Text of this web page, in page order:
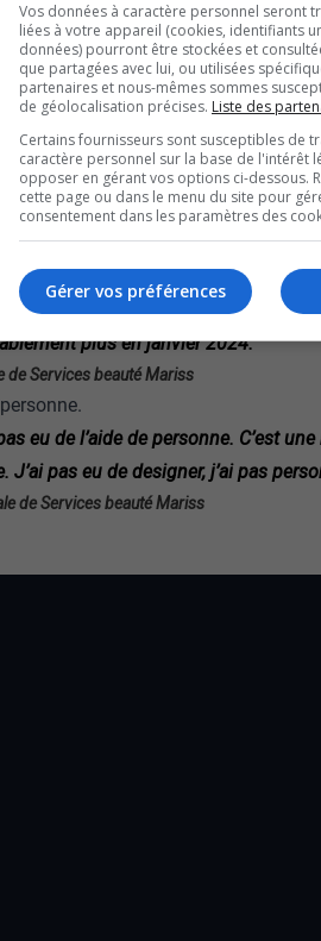
Du secondaire, à un
maquilleuse professionnelle, elle
là-dedans, puis je serais vraiment
vous, puis n’hésitez surtout pas.
de Services beauté Mariss
par passion et d’avoir son
avec ses idées.
volet formation. Donc, le volet plus
plus en janvier 2024.
de Services beauté Mariss
eu de l’aide de personne. C’est
pas eu de designer, j’ai pas
de Services beauté Mariss
Vos données à caractère personnel seront
liées à votre appareil (cookies, identifiants
données) pourront être stockées et
que partagées avec lui, ou utilisées
partenaires et nous-mêmes sommes
de géolocalisation précises. Liste des
Certains fournisseurs sont susceptibles de
caractère personnel sur la base de l'intérêt
opposer en gérant vos options ci-dessous.
cette page ou dans le menu du site pour
consentement dans les paramètres des
Gérer vos préférences